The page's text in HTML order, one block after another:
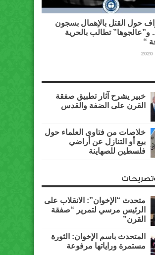
حول القتل بالإهمال بسجون
و”عالجوها” تطالب بالحرية
“
خبير يشرح آثار تطبيق صفقة
القرن على الضفة والقدس
خلاصات من فتاوى العلماء حول
بيع أو التنازل عن أراضي
فلسطين للصهاينة
متحدث “الإخوان”: الانقلاب على
الرئيس مرسي لتمرير “صفقة
القرن”
المتحدث باسم الإخوان: الثورة
مستمرة وراياتها مرفوعة